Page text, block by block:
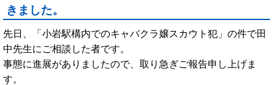
きました。
先日、「小岩駅構内でのキャバクラ嬢スカウト犯」の件で田
中先生にご相談した者です。
事態に進展がありましたので、取り急ぎご報告申し上げま
す。